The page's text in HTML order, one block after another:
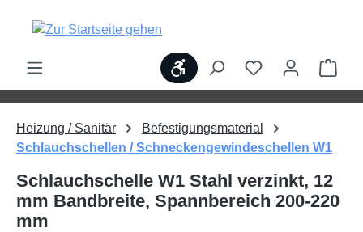
springen
Werkzeugleiste anzeigen
Heizung / Sanitär
Befestigungsmaterial
Schlauchschellen / Schneckengewindeschellen W1
Schlauchschelle W1 Stahl verzinkt, 12
mm Bandbreite, Spannbereich 200-220
mm